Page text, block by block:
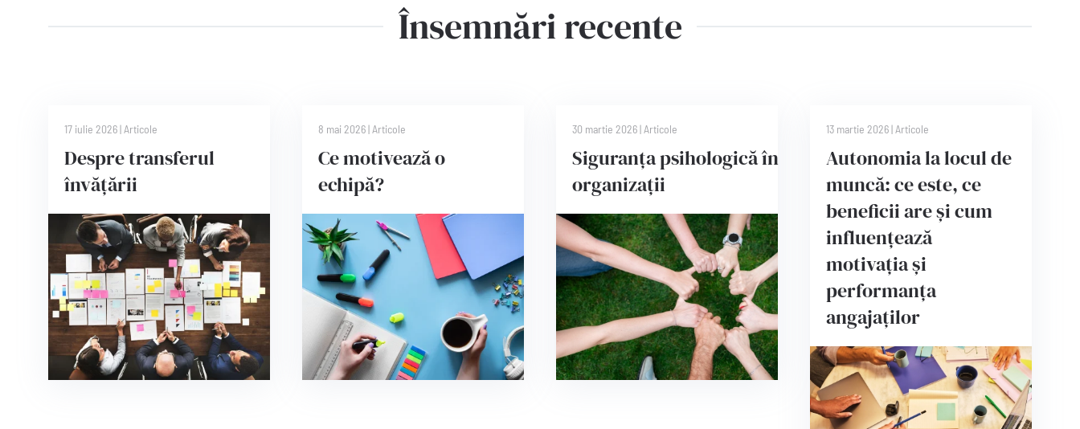
Însemnări recente
17 iulie 2026|Articole
Despre transferul
învățării
8 mai 2026|Articole
Ce motivează o
echipă?
30 martie 2026|Articole
Siguranța psihologică în
organizații
13 martie 2026|Articole
Autonomia la locul de
muncă: ce este, ce
beneficii are și cum
influențează
motivația și
performanța
angajaților